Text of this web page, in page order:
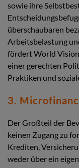
sowie ihre
überschaubaren
Arbeitsbelastung
fördert World Vision
einer gerechten
Praktiken und
3.
Der Großteil der
keinen Zugang zu
Krediten,
weder über ein